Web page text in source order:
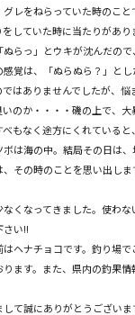
をねらっていた時のこと
していた時に当たりがあり
らっ」とウキが沈んだの
覚は、「ぬらぬら？」と
はありませんでしたが、
のか・・・・磯の上で、
もなく途方にくれている
は海の中。結局その日は
その時のことを思い出しま
くなってきました。使わな
さい!!
ヘナチョコです。釣り場
ます。また、県内の釣果
て誠にありがとうござい